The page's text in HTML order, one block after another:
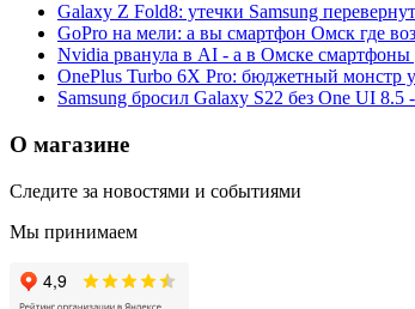
Galaxy Z Fold8: утечки Samsung
GoPro на мели: а вы смартфон Омск где
Nvidia рванула в AI - а в Омске
OnePlus Turbo 6X Pro: бюджетный монстр
Samsung бросил Galaxy S22 без One UI 8.5
О магазине
Следите за новостями и событиями
Мы принимаем